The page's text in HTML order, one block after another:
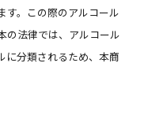
す。この際のアルコール
の法律では、アルコール
に分類されるため、本商